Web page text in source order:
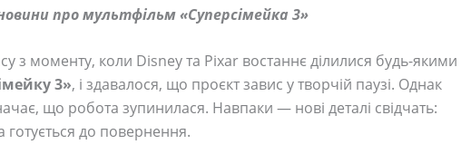
про мультфільм «Суперсімейка 3»
з моменту, коли Disney та Pixar востаннє ділилися будь-якими
3», і здавалося, що проєкт завис у творчій паузі. Однак
що робота зупинилася. Навпаки — нові деталі свідчать:
до повернення.